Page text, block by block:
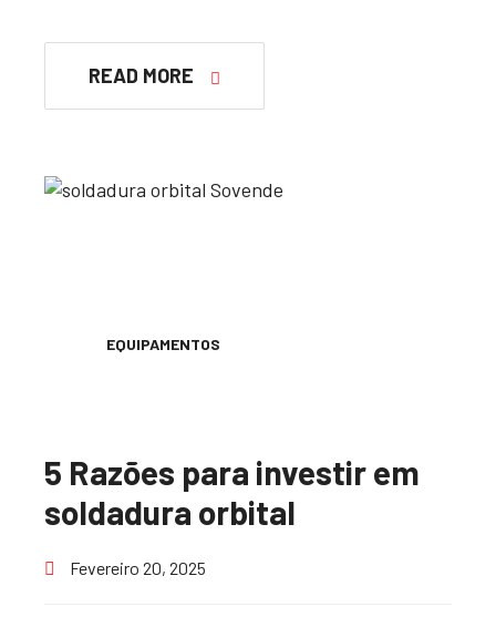
READ MORE
EQUIPAMENTOS
5 Razões para investir em
soldadura orbital
Fevereiro 20, 2025